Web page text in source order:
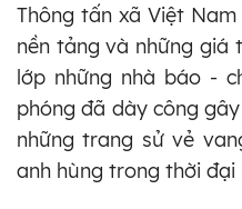
Thông tấn xã Việt
nền tảng và những giá
lớp những nhà báo -
phóng đã dày công
những trang sử vẻ
anh hùng trong thời đại